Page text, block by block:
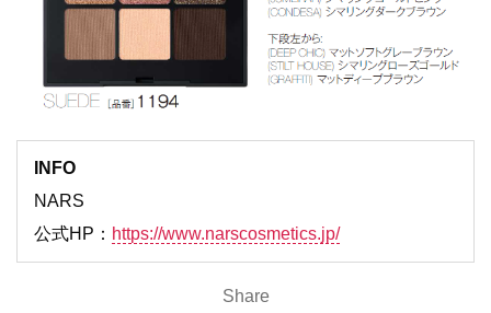
INFO
NARS
公式HP： https://www.narscosmetics.jp/
Share